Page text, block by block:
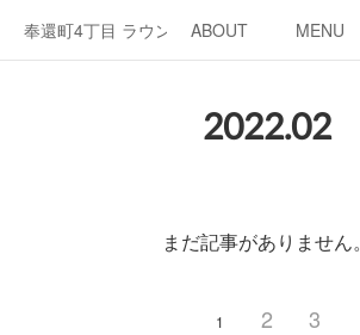
奉還町4丁目 ラウンジ・カド
ABOUT MENU
2022.02
まだ記事がありません。
1 2 3